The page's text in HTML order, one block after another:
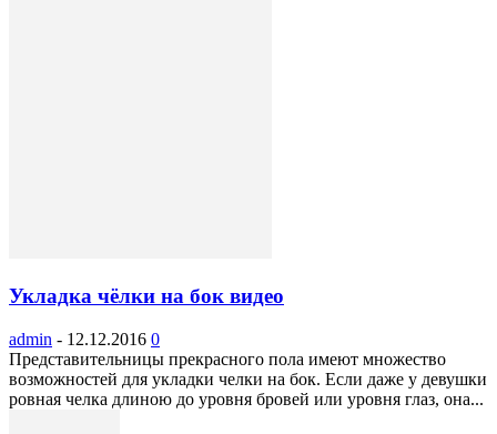
Укладка чёлки на бок видео
admin - 12.12.2016 0
Представительницы прекрасного пола имеют множество
возможностей для укладки челки на бок. Если даже у девушки
ровная челка длиною до уровня бровей или уровня глаз, она...